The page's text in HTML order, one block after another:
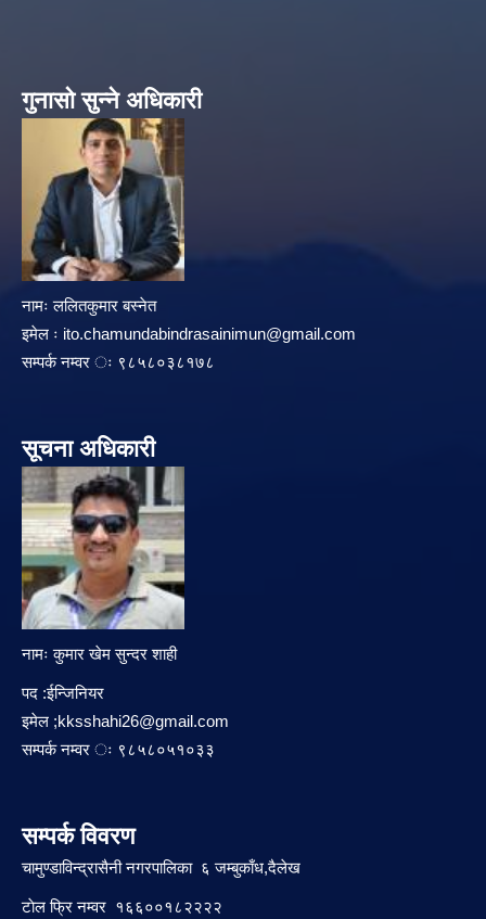
गुनासो सुन्ने अधिकारी
नामः ललितकुमार बस्नेत
इमेल ः ito.chamundabindrasainimun@gmail.com
सम्पर्क नम्वर ः ९८५८०३८१७८
सूचना अधिकारी
नामः कुमार खेम सुन्दर शाही
पद :ईन्जिनियर
इमेल ;kksshahi26@gmail.com
सम्पर्क नम्वर ः ९८५८०५१०३३
सम्पर्क विवरण
चामुण्डाविन्द्रासैनी नगरपालिका ६ जम्बुकाँध,दैलेख
टाेल फ्रि नम्वर १६६००१८२२२२